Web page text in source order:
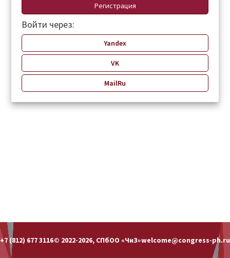
Регистрация
Войти через:
Yandex
VK
MailRu
+7 (812) 677 3116© 2022-2026, СПбОО «ЧиЗ»welcome@congress-ph.ru